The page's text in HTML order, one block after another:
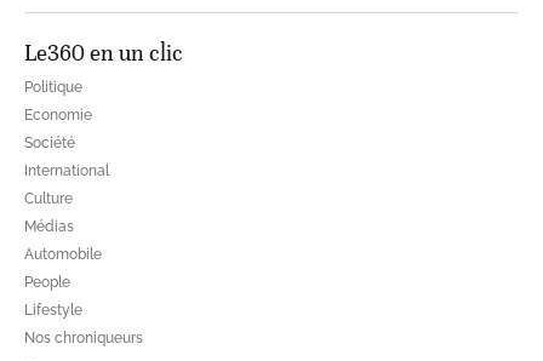
Le360 en un clic
Politique
Economie
Société
International
Culture
Médias
Automobile
People
Lifestyle
Nos chroniqueurs